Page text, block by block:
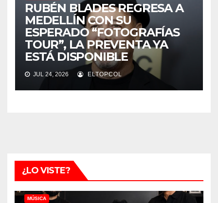
RUBÉN BLADES REGRESA A
MEDELLÍN CON SU
ESPERADO “FOTOGRAFÍAS
TOUR”, LA PREVENTA YA
ESTÁ DISPONIBLE
JUL 24, 2026 ELTOPCOL
¿LO VISTE?
MÚSICA